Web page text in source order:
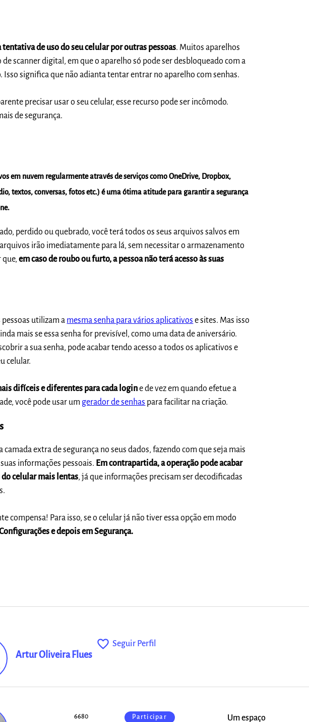
tentativa de uso do seu celular por outras pessoas. Muitos aparelhos
scanner digital, em que o aparelho só pode ser desbloqueado com a
Isso significa que não adianta tentar entrar no aparelho com senhas.
precisar usar o seu celular, esse recurso pode ser incômodo.
de segurança.
em nuvem regularmente através de serviços como OneDrive, Dropbox,
textos, conversas, fotos etc.) é uma ótima atitude para garantir a segurança
perdido ou quebrado, você terá todos os seus arquivos salvos em
irão imediatamente para lá, sem necessitar o armazenamento
que,em caso de roubo ou furto, a pessoa não terá acesso às suas
utilizam a mesma senha para vários aplicativos e sites. Mas isso
mais se essa senha for previsível, como uma data de aniversário.
a sua senha, pode acabar tendo acesso a todos os aplicativos e
celular.
difíceis e diferentes para cada logine de vez em quando efetue a
você pode usar um gerador de senhas para facilitar na criação.
extra de segurança no seus dados, fazendo com que seja mais
informações pessoais. Em contrapartida, a operação pode acabar
celular mais lentas, já que informações precisam ser decodificadas
compensa! Para isso, se o celular já não tiver essa opção em modo
e depois em Segurança.
Artur Oliveira Flues
favorite_outline Seguir Perfil
6680
Participar
Um espaço